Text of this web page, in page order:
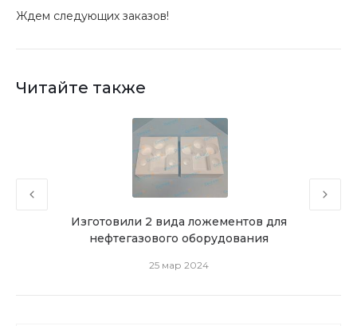
Ждем следующих заказов!
Читайте также
Изготовили 2 вида ложементов для
нефтегазового оборудования
25 мар 2024